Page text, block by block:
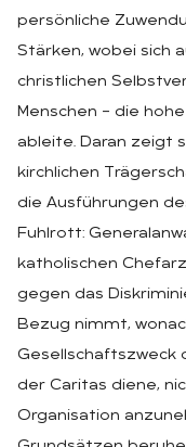
persönliche
Stärken, wobei sich
christlichen
Menschen – die
ableite. Daran zeigt
kirchlichen
die Ausführungen
Fuhlrott:
katholischen
gegen das
Bezug nimmt,
Gesellschaftszweck
der Caritas diene,
Organisation